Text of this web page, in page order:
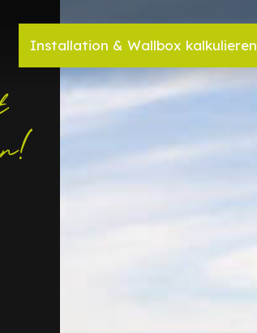
Installation & Wallbox kalkulieren